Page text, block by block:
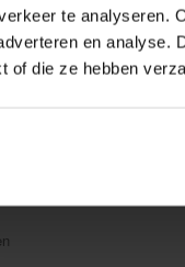
te analyseren.
en analyse.
of die ze hebben